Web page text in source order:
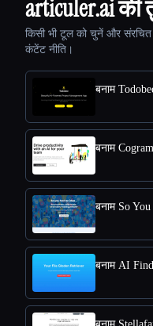
articuler.ai
किसी भी टूल को चुनें और संरचित
कंटेंट नीति।
बनाम
बनाम Cogram
बनाम AI